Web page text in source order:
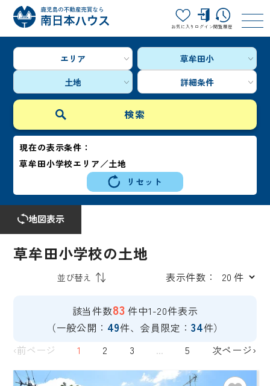
お気に入り ログイン閲覧履歴
エリア
草牟田小
土地
詳細条件
現在の表示条件：
草牟田小学校エリア／土地
リセット
地図表示
草牟田小学校の土地
表示件数：
該当件数83 件中1-20件表示
（一般公開： 49件、会員限定： 34件）
‹前ページ
1 2 3 ... 5 次ページ›